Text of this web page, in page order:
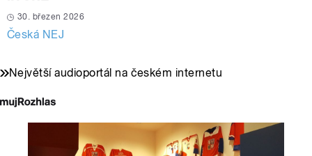
30. březen 2026
Česká NEJ
Největší audioportál na českém internetu